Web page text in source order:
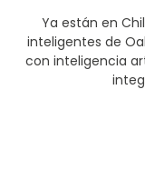
Ya están en
inteligentes de
con inteligencia